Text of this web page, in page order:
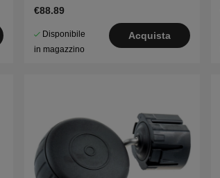
€88.89
Disponibile
in magazzino
Acquista